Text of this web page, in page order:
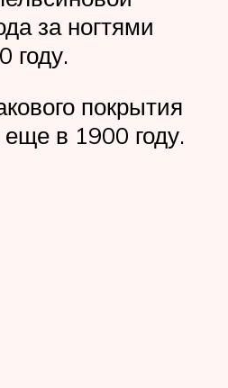
за ногтями
году.
покрытия
в 1900 году.